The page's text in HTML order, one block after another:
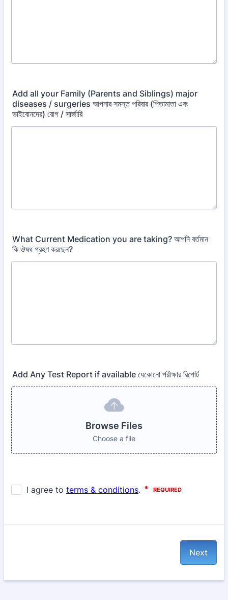
Add all your Family (Parents and Siblings) major
diseases / surgeries আপনার সমস্ত পরিবার (পিতামাতা এবং
ভাইবোনদের) রোগ / সার্জারি
What Current Medication you are taking? আপনি বর্তমান
কি ঔষধ গ্রহণ করছেন?
Add Any Test Report if available যেকোনো পরীক্ষার রিপোর্ট
Browse Files
Choose a file
Next